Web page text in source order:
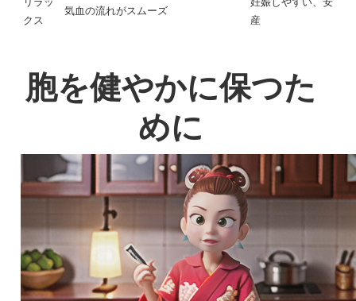
クス
気血の流れがスムーズ
産
胞を健やかに保つた
めに